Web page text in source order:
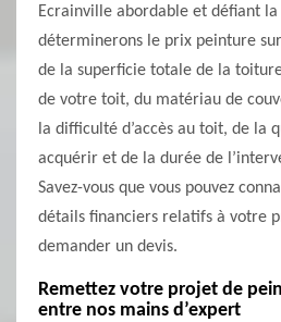
Ecrainville abordable et défiant
déterminerons le prix peinture
de la superficie totale de la
de votre toit, du matériau de
la difficulté d’accès au toit, de la
acquérir et de la durée de
Savez-vous que vous pouvez
détails financiers relatifs à votre
demander un devis.
Remettez votre projet de
entre nos mains d’expert